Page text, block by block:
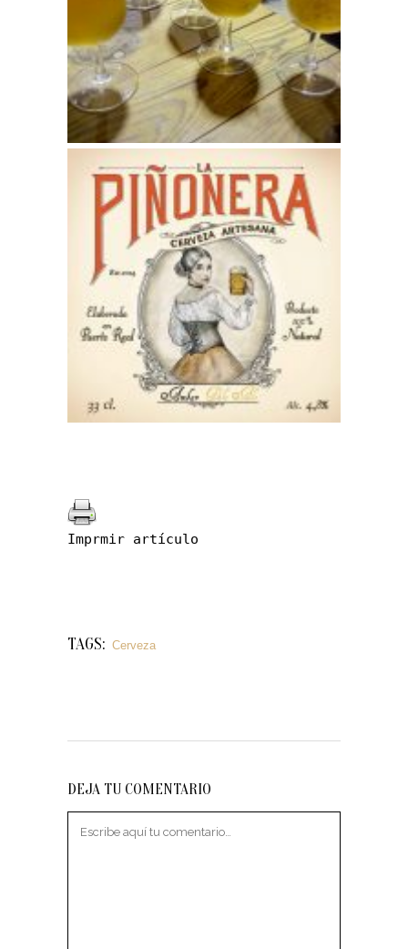
Imprmir artículo
TAGS: Cerveza
DEJA TU COMENTARIO